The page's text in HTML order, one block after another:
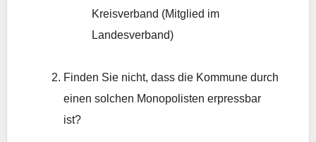
Kreisverband (Mitglied im
Landesverband)
Finden Sie nicht, dass die Kommune durch
einen solchen Monopolisten erpressbar
ist?